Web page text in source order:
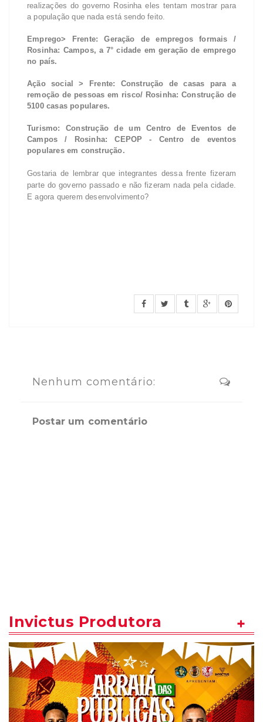
realizações do governo Rosinha eles tentam mostrar para
a população que nada está sendo feito.
Emprego> Frente: Geração de empregos formais /
Rosinha: Campos, a 7° cidade em geração de emprego
no país.
Ação social > Frente: Construção de casas para a
remoção de pessoas em risco/ Rosinha: Construção de
5100 casas populares.
Turismo: Construção de um Centro de Eventos de
Campos / Rosinha: CEPOP - Centro de eventos
populares em construção.
Gostaria de lembrar que integrantes dessa frente fizeram
parte do governo passado e não fizeram nada pela cidade.
E agora querem desenvolvimento?
Nenhum comentário:
Postar um comentário
Invictus Produtora